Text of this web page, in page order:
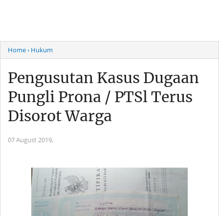
Home› Hukum
Pengusutan Kasus Dugaan
Pungli Prona / PTSl Terus
Disorot Warga
07 August 2019,